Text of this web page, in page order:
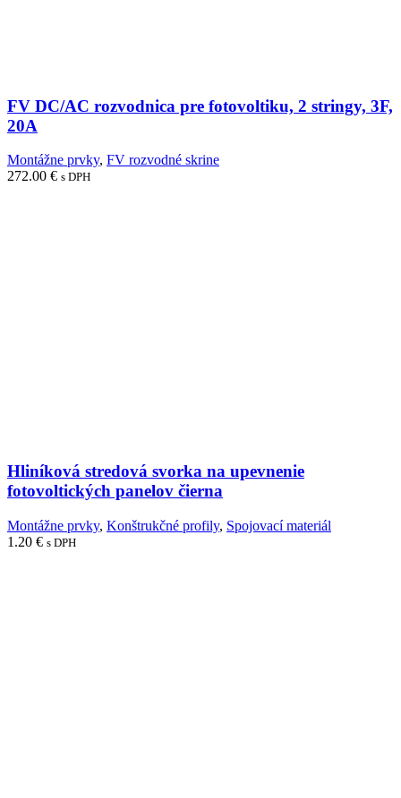
FV DC/AC rozvodnica pre fotovoltiku, 2 stringy, 3F,
20A
Montážne prvky, FV rozvodné skrine
272.00 € s DPH
Hliníková stredová svorka na upevnenie
fotovoltických panelov čierna
Montážne prvky, Konštrukčné profily, Spojovací materiál
1.20 € s DPH